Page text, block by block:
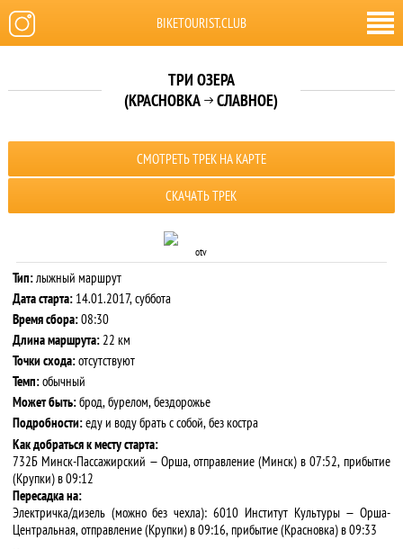
BIKETOURIST.CLUB
ТРИ ОЗЕРА
(КРАСНОВКА СЛАВНОЕ)
СМОТРЕТЬ ТРЕК НА КАРТЕ
СКАЧАТЬ ТРЕК
otv
Тип:лыжный маршрут
Дата старта:14.01.2017, суббота
Время сбора:08:30
Длина маршрута:22 км
Точки схода:отсутствуют
Темп:обычный
Может быть:брод, бурелом, бездорожье
Подробности:еду и воду брать с собой, без костра
Как добраться к месту старта:
732Б Минск-Пассажирский — Орша, отправление (Минск) в 07:52, прибытие
(Крупки) в 09:12
Пересадка на:
Электричка/дизель (можно без чехла): 6010 Институт Культуры — Орша-
Центральная, отправление (Крупки) в 09:16, прибытие (Красновка) в 09:33